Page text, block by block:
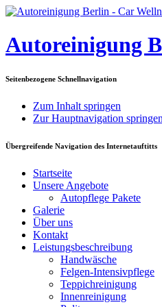
Autoreinigung
Seitenbezogene Schnellnavigation
Zum Inhalt springen
Zur Hauptnavigation springen
Übergreifende Navigation des Internetauftitts
Startseite
Unsere Angebote
Autopflege Pakete
Galerie
Über uns
Kontakt
Leistungsbeschreibung
Handwäsche
Felgen-Intensivpflege
Teppichreinigung
Innenreinigung